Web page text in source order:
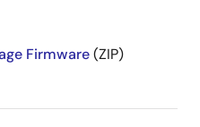
Firmware(ZIP)